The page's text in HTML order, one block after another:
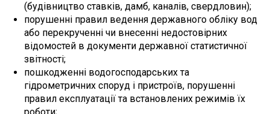
(будівництво ставків, дамб, каналів, свердловин);
порушенні правил ведення державного обліку вод
або перекрученні чи внесенні недостовірних
відомостей в документи державної статистичної
звітності;
пошкодженні водогосподарських та
гідрометричних споруд і пристроїв, порушенні
правил експлуатації та встановлених режимів їх